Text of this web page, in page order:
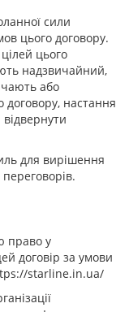
сили
цього договору.
цього
надзвичайний,
або
настання
для вирішення
право у
договір за умови
starline.in.ua/